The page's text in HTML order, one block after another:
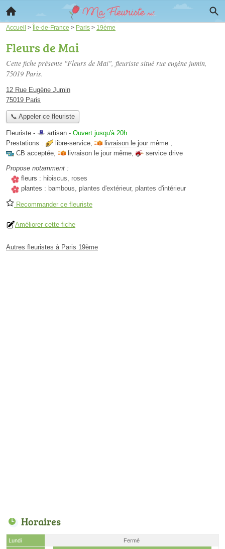
Accueil > Île-de-France > Paris > 19ème
Fleurs de Mai
Cette fiche présente "Fleurs de Mai", fleuriste situé rue eugène jumin,
75019 Paris.
12 Rue Eugène Jumin
75019 Paris
📞 Appeler ce fleuriste
Fleuriste - artisan - Ouvert jusqu'à 20h
Prestations :
libre-service, livraison le jour même ,
CB acceptée, livraison le jour même,
service drive
Propose notamment :
fleurs : hibiscus, roses
plantes : bambous, plantes d'extérieur, plantes d'intérieur
Recommander ce fleuriste
Améliorer cette fiche
Autres fleuristes à Paris 19ème
Horaires
Lundi
Fermé